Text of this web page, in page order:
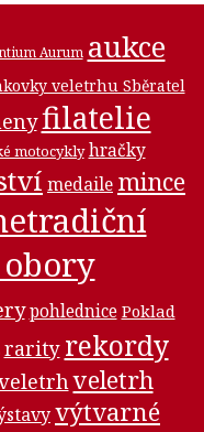
Aurum aukce
veletrhu Sběratel
filatelie
motocykly hračky
medaile mince
pohlednice Poklad
rarity rekordy
veletrh
výtvarné